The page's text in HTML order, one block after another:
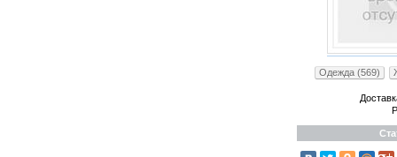
Одежда (569)